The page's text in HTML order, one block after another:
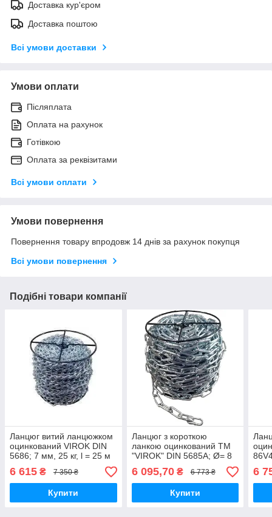
Доставка кур'єром
Доставка поштою
Всі умови доставки
Умови оплати
Післяплата
Оплата на рахунок
Готівкою
Оплата за реквізитами
Всі умови оплати
Умови повернення
Повернення товару впродовж 14 днів за рахунок покупця
Всі умови повернення
Подібні товари компанії
Ланцюг витий ланцюжком
оцинкований VIROK DIN
5686; 7 мм, 25 кг, l = 25 м
6 615 ₴ 7 350 ₴
Купити
Ланцюг з короткою
ланкою оцинкований ТМ
"VIROK" DIN 5685A; Ø= 8
ММ, 25 КГ, L= 20 М ± 1,0%
(TR)
6 095,70₴ 6 773 ₴
Купити
м ±
6